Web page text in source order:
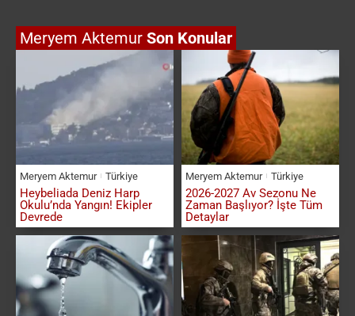
Meryem Aktemur Son Konular
Meryem Aktemur Türkiye
Heybeliada Deniz Harp
Okulu’nda Yangın! Ekipler
Devrede
Meryem Aktemur Türkiye
2026-2027 Av Sezonu Ne
Zaman Başlıyor? İşte Tüm
Detaylar